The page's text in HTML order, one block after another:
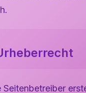
Seitenbetreiber